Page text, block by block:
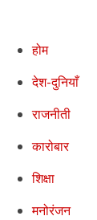
होम
देश-दुनियाँ
राजनीती
कारोबार
शिक्षा
मनोरंजन